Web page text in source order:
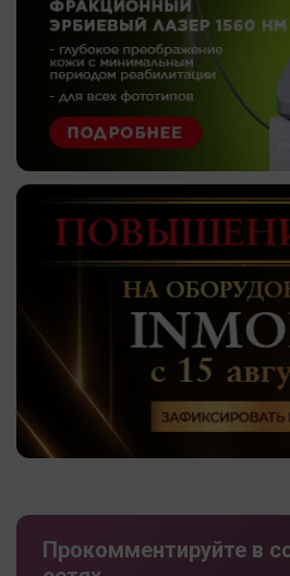
Прокомментируйте в